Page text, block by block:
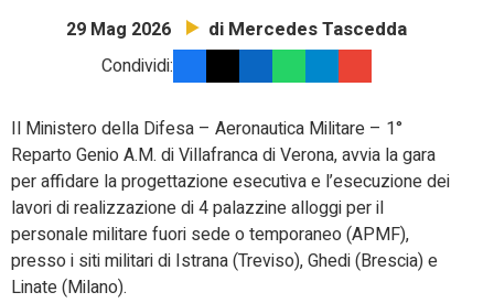
29 Mag 2026 di Mercedes Tascedda
Condividi:
Il Ministero della Difesa – Aeronautica Militare – 1°
Reparto Genio A.M. di Villafranca di Verona, avvia la gara
per affidare la progettazione esecutiva e l’esecuzione dei
lavori di realizzazione di 4 palazzine alloggi per il
personale militare fuori sede o temporaneo (APMF),
presso i siti militari di Istrana (Treviso), Ghedi (Brescia) e
Linate (Milano).